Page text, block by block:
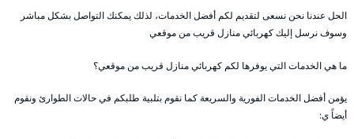
الحل عندنا نحن نسعى لتقديم لكم أفضل الخدمات، لذلك يمكنك التواصل بشكل مباشر
وسوف نرسل إليك كهربائي منازل قريب من موقعي
ما هي الخدمات التي يوفرها لكم كهربائي منازل قريب من موقعي؟
يؤمن أفضل الخدمات الفورية والسريعة كما نقوم بتلبية طلبكم في حالات الطوارئ ونقوم
أيضاً ي: